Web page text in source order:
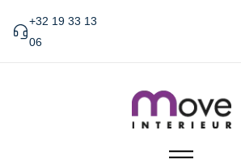
+32 19 33 13
06